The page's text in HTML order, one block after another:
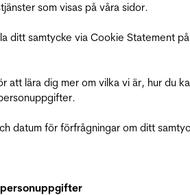
som visas på våra sidor.
ditt samtycke via Cookie Statement
att lära dig mer om vilka vi är, hur du
datum för förfrågningar om ditt